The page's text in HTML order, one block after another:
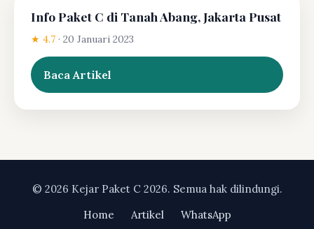
Info Paket C di Tanah Abang, Jakarta Pusat
★ 4.7 · 20 Januari 2023
Baca Artikel
© 2026 Kejar Paket C 2026. Semua hak dilindungi.
Home
Artikel WhatsApp